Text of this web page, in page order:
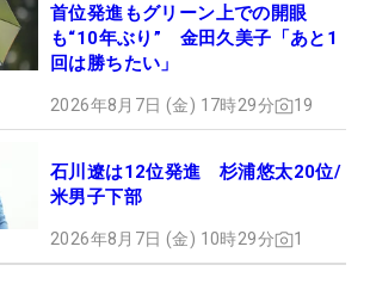
首位発進もグリーン上での開眼
も“10年ぶり” 金田久美子「あと1
回は勝ちたい」
2026年8月7日 (金) 17時29分 19
石川遼は12位発進 杉浦悠太20位/
米男子下部
2026年8月7日 (金) 10時29分 1